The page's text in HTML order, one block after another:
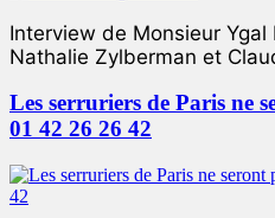
Interview de Monsieur Ygal
Nathalie Zylberman et
Les serruriers de Paris ne
01 42 26 26 42